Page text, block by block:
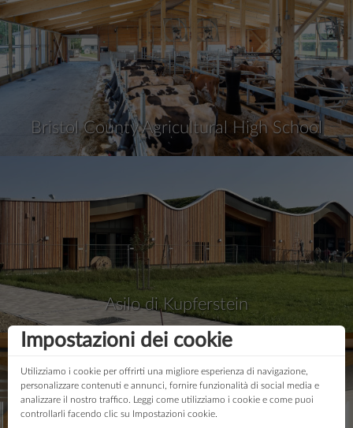
Bristol County Agricultural High School
Asilo di Kupferstein
Impostazioni dei cookie
Utilizziamo i cookie per offrirti una migliore esperienza di navigazione,
personalizzare contenuti e annunci, fornire funzionalità di social media e
analizzare il nostro traffico. Leggi come utilizziamo i cookie e come puoi
controllarli facendo clic su Impostazioni cookie.